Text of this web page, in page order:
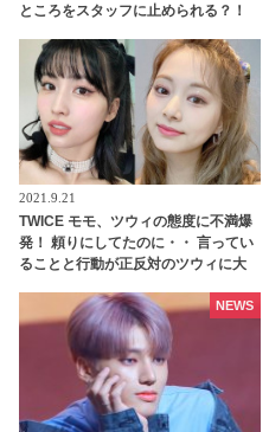
ところをスタッフに止められる？！
元へ連行・・ かわいすぎる一部始終
に爆笑
2021.9.21
TWICE モモ、ツウィの態度に不満爆
発！ 頼りにしてたのに・・ 言ってい
ることと行動が正反対のツウィに大
NEWS